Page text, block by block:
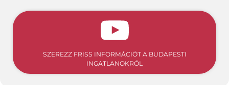
SZEREZZ FRISS INFORMÁCIÓT A BUDAPESTI
INGATLANOKRÓL